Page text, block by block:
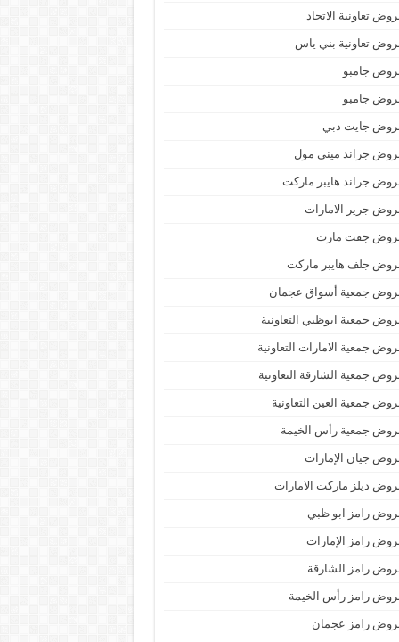
تعاونية الاتحاد
تعاونية بني ياس
جامبو
جامبو
جايت دبي
جراند ميني مول
جراند هايبر ماركت
جرير الامارات
جفت مارت
جلف هايبر ماركت
جمعية أسواق عجمان
جمعية ابوظبي التعاونية
جمعية الامارات التعاونية
جمعية الشارقة التعاونية
جمعية العين التعاونية
جمعية رأس الخيمة
جيان الإمارات
ديلز ماركت الامارات
رامز ابو ظبي
رامز الإمارات
رامز الشارقة
رامز رأس الخيمة
رامز عجمان